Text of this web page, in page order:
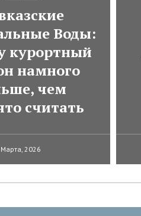
Воды:
курортный
намного
чем
считать
2026